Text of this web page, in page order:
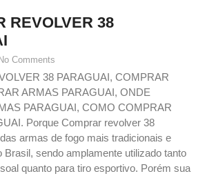
REVOLVER 38
No Comments
38 PARAGUAI, COMPRAR
ARMAS PARAGUAI, ONDE
PARAGUAI, COMO COMPRAR
Porque Comprar revolver 38
armas de fogo mais tradicionais e
Brasil, sendo amplamente utilizado tanto
quanto para tiro esportivo. Porém sua